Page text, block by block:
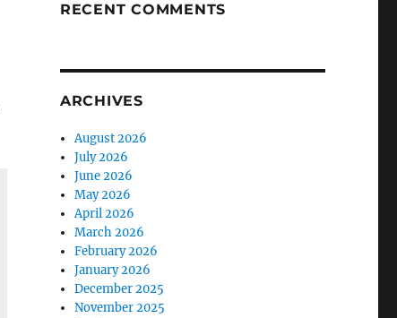
RECENT COMMENTS
ARCHIVES
August 2026
July 2026
June 2026
May 2026
April 2026
March 2026
February 2026
January 2026
December 2025
November 2025